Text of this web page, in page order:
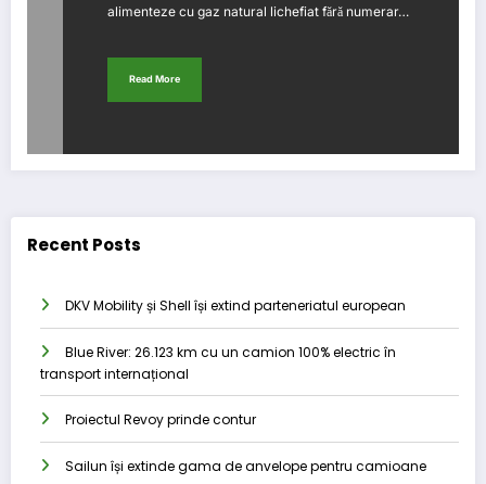
alimenteze cu gaz natural lichefiat fără numerar…
Read More
Recent Posts
DKV Mobility și Shell își extind parteneriatul european
Blue River: 26.123 km cu un camion 100% electric în
transport internațional
Proiectul Revoy prinde contur
Sailun își extinde gama de anvelope pentru camioane